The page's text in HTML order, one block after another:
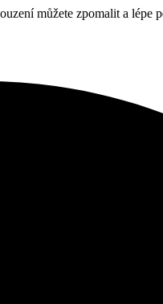
můžete zpomalit a lépe